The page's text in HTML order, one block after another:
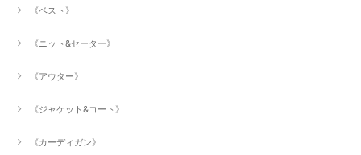
《ベスト》
《ニット&セーター》
《アウター》
《ジャケット&コート》
《カーディガン》